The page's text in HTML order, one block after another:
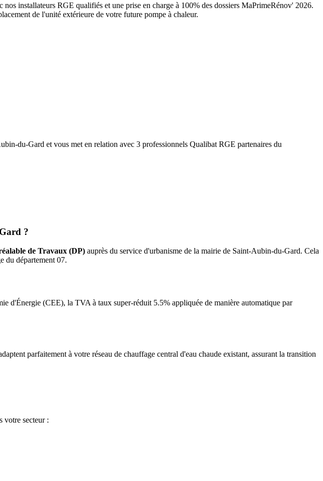
installateurs RGE qualifiés et une prise en charge à 100% des dossiers MaPrimeRénov' 2026.
de l'unité extérieure de votre future pompe à chaleur.
du-Gard et vous met en relation avec 3 professionnels Qualibat RGE partenaires du
?
de Travaux (DP) auprès du service d'urbanisme de la mairie de Saint-Aubin-du-Gard. Cela
du département07.
d'Énergie (CEE), la TVA à taux super-réduit 5.5% appliquée de manière automatique par
parfaitement à votre réseau de chauffage central d'eau chaude existant, assurant la transition
votre secteur :